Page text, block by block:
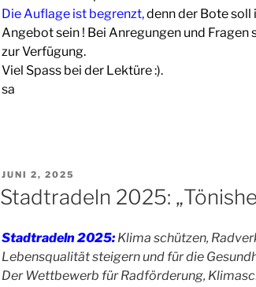
Die Auflage ist begrenzt,denn der Bote soll
Angebot sein ! Bei Anregungen und Fragen
zur Verfügung.
Viel Spass bei der Lektüre :).
sa
VERÖFFENTLICHT
JUNI 2, 2025
Stadtradeln 2025:
Stadtradeln 2025: Klima schützen,
Lebensqualität steigern und für die
Der Wettbewerb für Radförderung,